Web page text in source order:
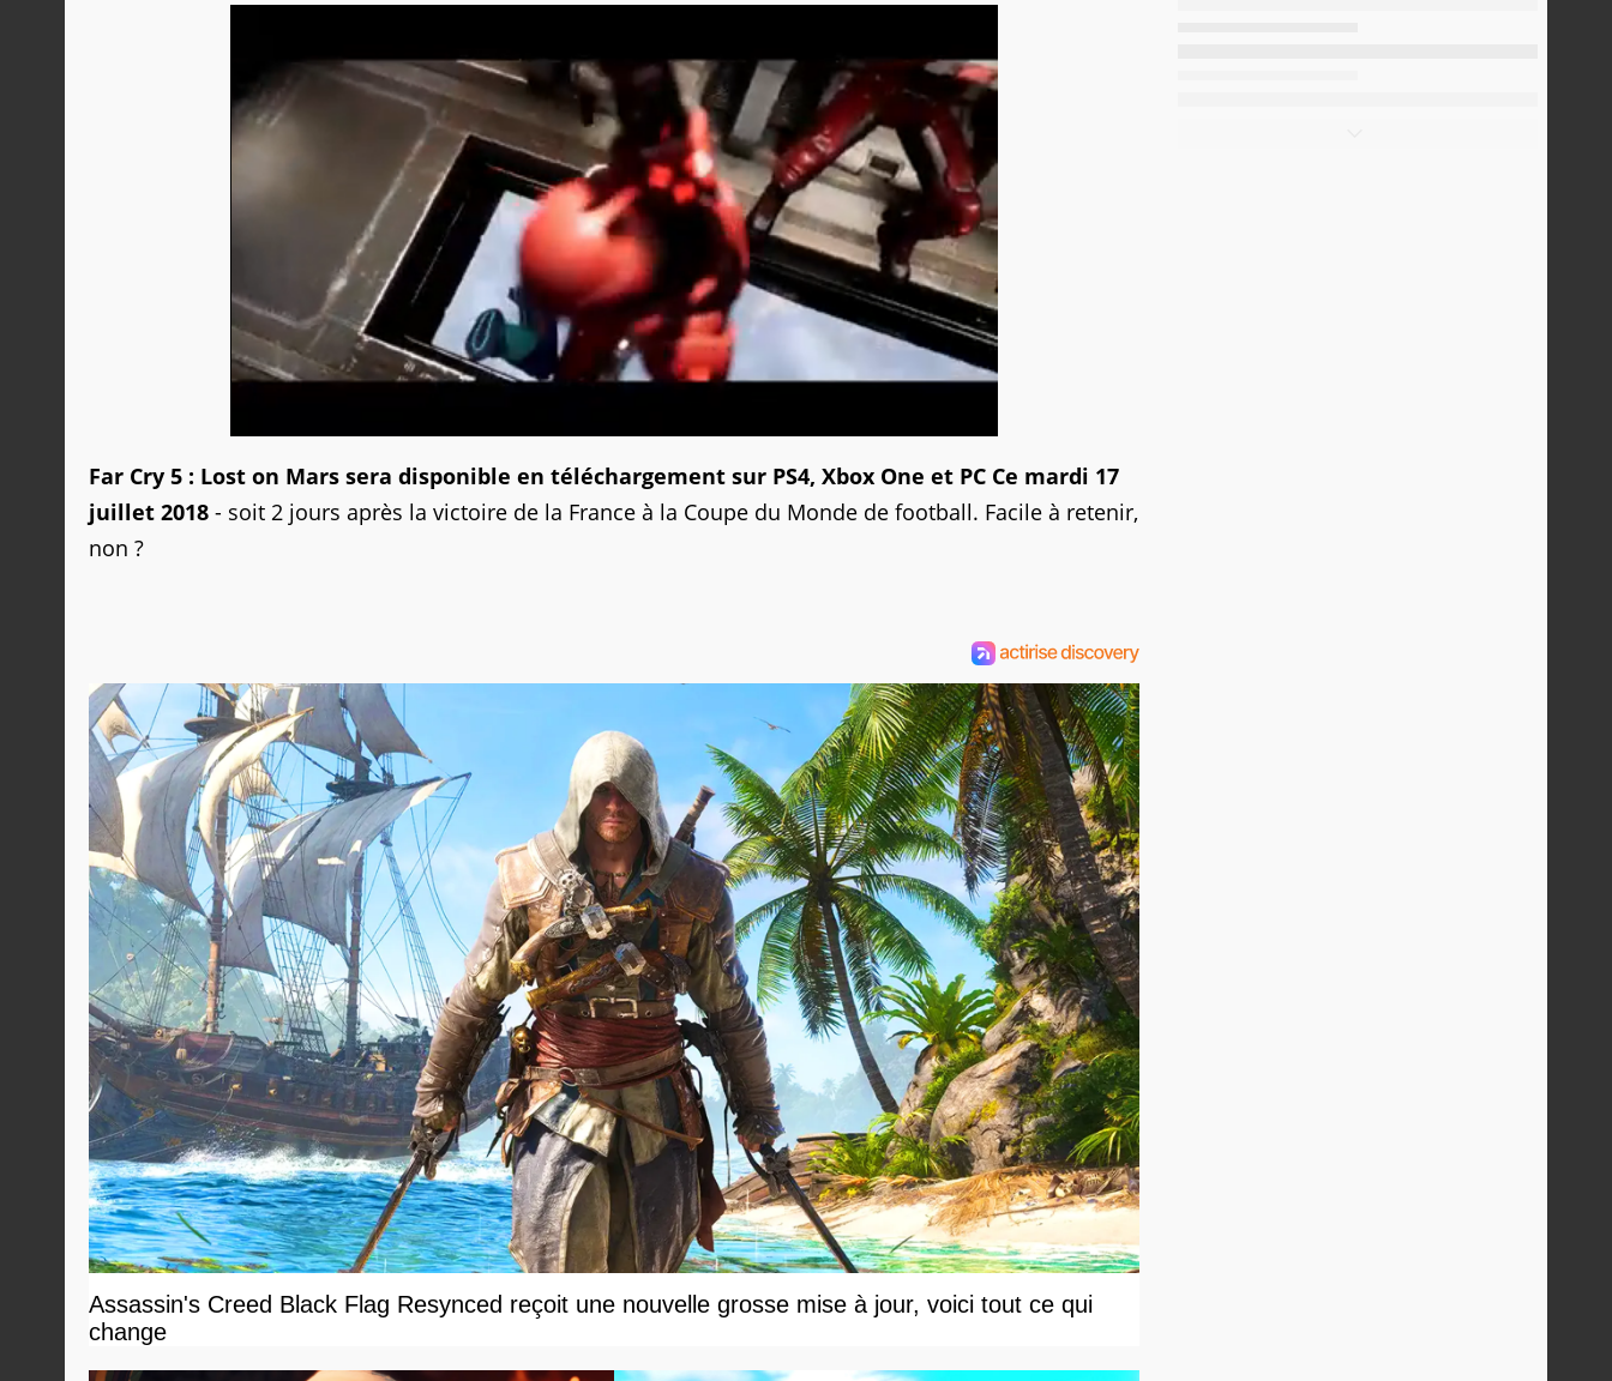
Far Cry 5 : Lost on Mars sera disponible en téléchargement sur PS4, Xbox One et PC Ce mardi 17
juillet 2018 - soit 2 jours après la victoire de la France à la Coupe du Monde de football. Facile à retenir,
non ?
Assassin's Creed Black Flag Resynced reçoit une nouvelle grosse mise à jour, voici tout ce qui
change